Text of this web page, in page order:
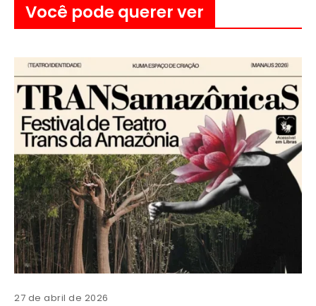
Você pode querer ver
27 de abril de 2026